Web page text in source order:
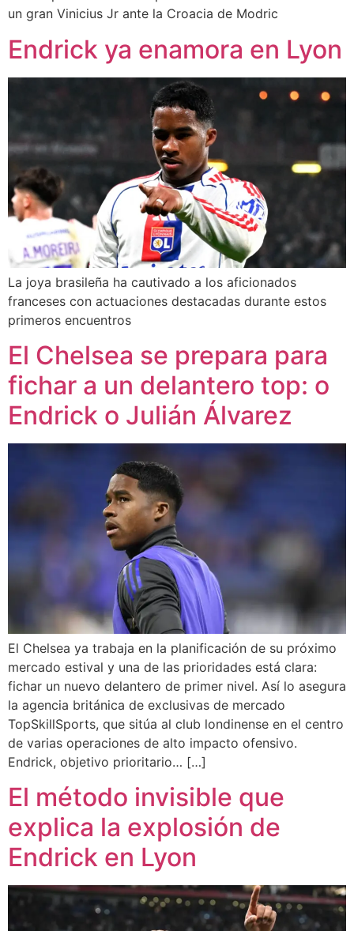
un gran Vinicius Jr ante la Croacia de Modric
Endrick ya enamora en Lyon
La joya brasileña ha cautivado a los aficionados
franceses con actuaciones destacadas durante estos
primeros encuentros
El Chelsea se prepara para
fichar a un delantero top: o
Endrick o Julián Álvarez
El Chelsea ya trabaja en la planificación de su próximo
mercado estival y una de las prioridades está clara:
fichar un nuevo delantero de primer nivel. Así lo asegura
la agencia británica de exclusivas de mercado
TopSkillSports, que sitúa al club londinense en el centro
de varias operaciones de alto impacto ofensivo.
Endrick, objetivo prioritario… […]
El método invisible que
explica la explosión de
Endrick en Lyon